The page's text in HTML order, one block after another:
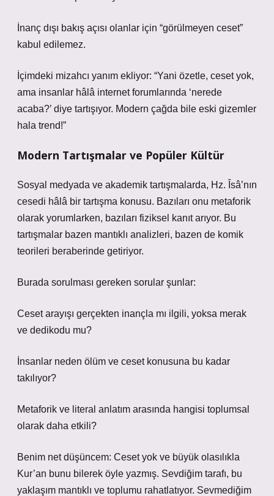
İnanç dışı bakış açısı olanlar için “görülmeyen ceset”
kabul edilemez.
İçimdeki mizahcı yanım ekliyor: “Yani özetle, ceset yok,
ama insanlar hâlâ internet forumlarında ‘nerede
acaba?’ diye tartışıyor. Modern çağda bile eski gizemler
hala trend!”
Modern Tartışmalar ve Popüler Kültür
Sosyal medyada ve akademik tartışmalarda, Hz. Îsâ’nın
cesedi hâlâ bir tartışma konusu. Bazıları onu metaforik
olarak yorumlarken, bazıları fiziksel kanıt arıyor. Bu
tartışmalar bazen mantıklı analizleri, bazen de komik
teorileri beraberinde getiriyor.
Burada sorulması gereken sorular şunlar:
Ceset arayışı gerçekten inançla mı ilgili, yoksa merak
ve dedikodu mu?
İnsanlar neden ölüm ve ceset konusuna bu kadar
takılıyor?
Metaforik ve literal anlatım arasında hangisi toplumsal
olarak daha etkili?
Benim net düşüncem: Ceset yok ve büyük olasılıkla
Kur’an bunu bilerek öyle yazmış. Sevdiğim tarafı, bu
yaklaşım mantıklı ve toplumu rahatlatıyor. Sevmediğim